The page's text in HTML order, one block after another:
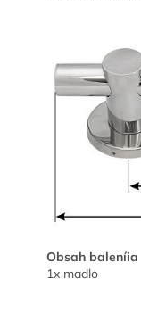
Obsah baleníia
1x madlo